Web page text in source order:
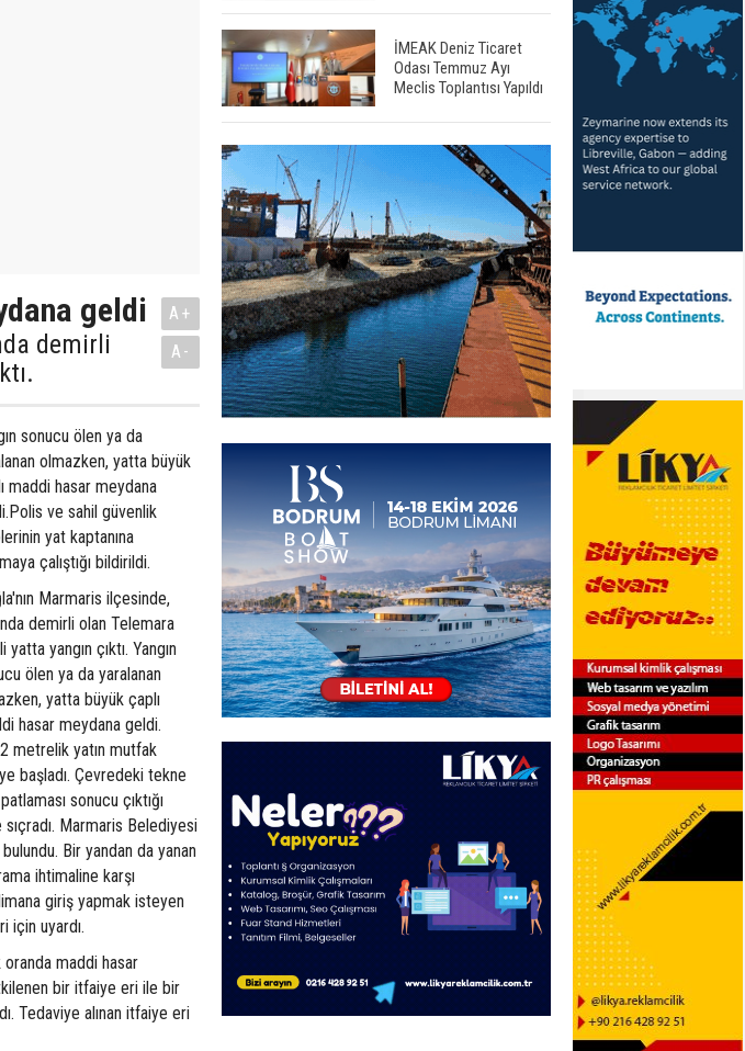
geldi
demirli
A+
A-
sonucu ölen ya da
olmazken, yatta büyük
maddi hasar meydana
ve sahil güvenlik
yat kaptanına
çalıştığı bildirildi.
Marmaris ilçesinde,
demirli olan Telemara
yatta yangın çıktı. Yangın
ölen ya da yaralanan
yatta büyük çaplı
hasar meydana geldi.
metrelik yatın mutfak
başladı. Çevredeki tekne
sonucu çıktığı
Marmaris Belediyesi
Bir yandan da yanan
ihtimaline karşı
giriş yapmak isteyen
için uyardı.
oranda maddi hasar
bir itfaiye eri ile bir
Tedaviye alınan itfaiye eri
İMEAK Deniz Ticaret
Odası Temmuz Ayı
Meclis Toplantısı Yapıldı